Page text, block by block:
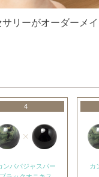
リーがオーダーメ
4
ンババジャスパー
カ